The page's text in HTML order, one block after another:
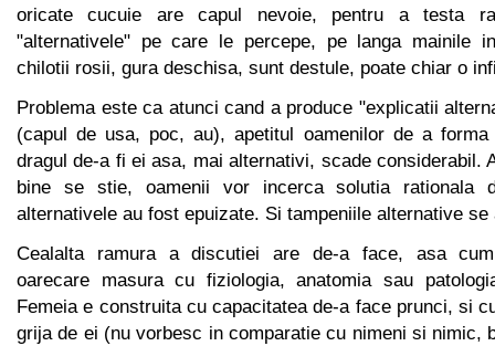
oricate cucuie are capul nevoie, pentru a testa
"alternativele" pe care le percepe, pe langa mainile
chilotii rosii, gura deschisa, sunt destule, poate chiar o
Problema este ca atunci cand a produce "explicatii
(capul de usa, poc, au), apetitul oamenilor de a
dragul de-a fi ei asa, mai alternativi, scade considerabil.
bine se stie, oamenii vor incerca solutia rationala
alternativele au fost epuizate. Si tampeniile alternative
Cealalta ramura a discutiei are de-a face, asa
oarecare masura cu fiziologia, anatomia sau
Femeia e construita cu capacitatea de-a face prunci, si
grija de ei (nu vorbesc in comparatie cu nimeni si nimic,